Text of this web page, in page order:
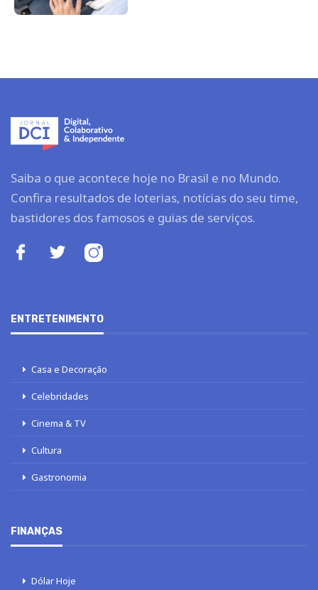
Saiba o que acontece hoje no Brasil e no Mundo.
Confira resultados de loterias, notícias do seu time,
bastidores dos famosos e guias de serviços.
ENTRETENIMENTO
Casa e Decoração
Celebridades
Cinema & TV
Cultura
Gastronomia
FINANÇAS
Dólar Hoje